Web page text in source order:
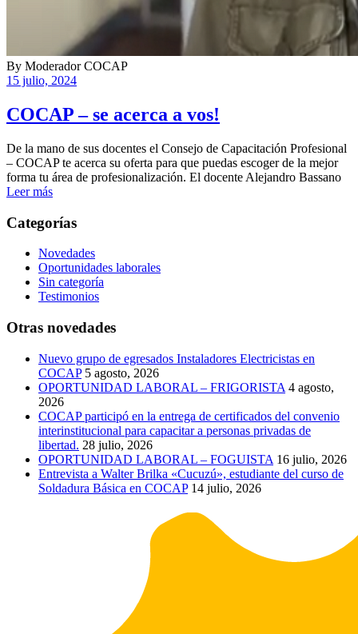
By Moderador COCAP
15 julio, 2024
COCAP – se acerca a vos!
De la mano de sus docentes el Consejo de Capacitación Profesional
– COCAP te acerca su oferta para que puedas escoger de la mejor
forma tu área de profesionalización. El docente Alejandro Bassano
Leer más
Categorías
Novedades
Oportunidades laborales
Sin categoría
Testimonios
Otras novedades
Nuevo grupo de egresados Instaladores Electricistas en
COCAP 5 agosto, 2026
OPORTUNIDAD LABORAL – FRIGORISTA 4 agosto,
2026
COCAP participó en la entrega de certificados del convenio
interinstitucional para capacitar a personas privadas de
libertad. 28 julio, 2026
OPORTUNIDAD LABORAL – FOGUISTA 16 julio, 2026
Entrevista a Walter Brilka «Cucuzú», estudiante del curso de
Soldadura Básica en COCAP 14 julio, 2026